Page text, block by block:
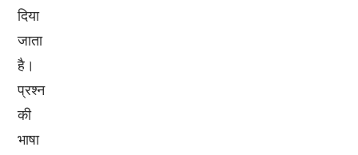
दिया
जाता
है।
प्रश्न
की
भाषा